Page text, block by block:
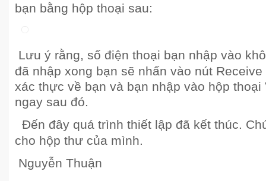
bạn bằng hộp thoại sau:
Lưu ý rằng, số điện thoại bạn nhập vào
đã nhập xong bạn sẽ nhấn vào nút
xác thực về bạn và bạn nhập vào hộp thoại
ngay sau đó.
Đến đây quá trình thiết lập đã kết thúc.
cho hộp thư của mình.
Nguyễn Thuận